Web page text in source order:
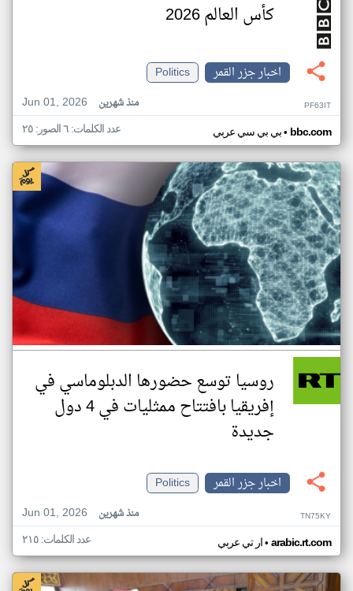
كأس العالم 2026
اخبار جزر القمر
Politics
Jun 01, 2026
منذ شهرين PF63IT
بي بي سي عربي• bbc.com عدد الكلمات: ٦ الصور: ٢٥
روسيا توسع حضورها الدبلوماسي في
إفريقيا بافتتاح ممثليات في 4 دول
جديدة
اخبار جزر القمر
Politics
Jun 01, 2026
منذ شهرين TN75KY
ار تي عربي• arabic.rt.com عدد الكلمات: ٢١٥